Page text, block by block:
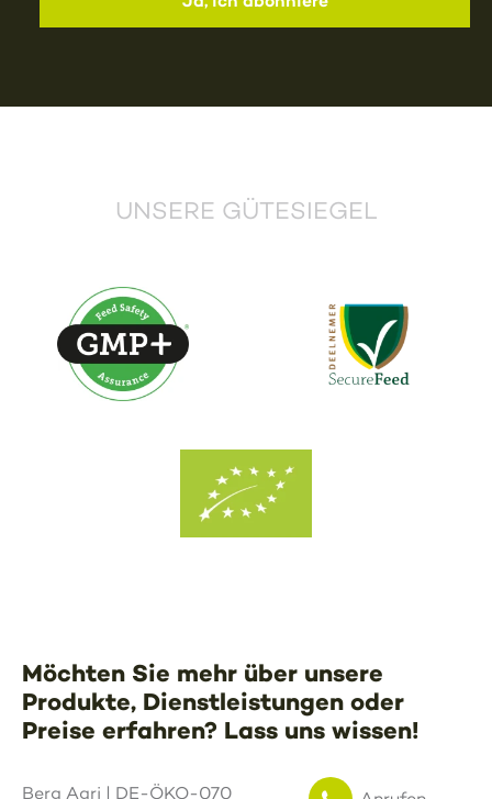
UNSERE GÜTESIEGEL
Möchten Sie mehr über unsere
Produkte, Dienstleistungen oder
Preise erfahren? Lass uns wissen!
Berg Agri | DE-ÖKO-070